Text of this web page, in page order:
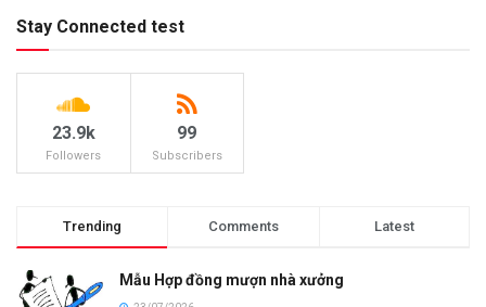
Stay Connected test
23.9k
Followers
99
Subscribers
Trending Comments Latest
Mẫu Hợp đồng mượn nhà xưởng